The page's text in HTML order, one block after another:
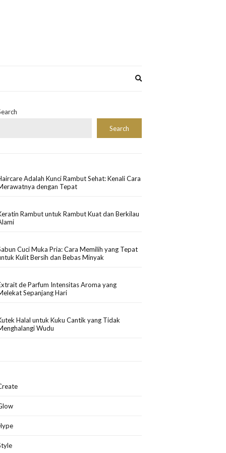
Search
Adalah Kunci Rambut Sehat: Kenali Cara
dengan Tepat
Rambut untuk Rambut Kuat dan Berkilau
Cuci Muka Pria: Cara Memilih yang Tepat
Kulit Bersih dan Bebas Minyak
de Parfum Intensitas Aroma yang
Sepanjang Hari
Halal untuk Kuku Cantik yang Tidak
Wudu